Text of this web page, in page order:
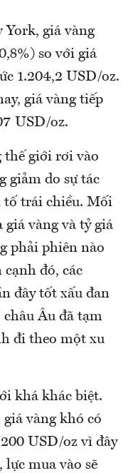
giá vàng
so với giá
1.204,2 USD/oz.
giá vàng tiếp
USD/oz.
thế giới rơi vào
giảm do sự tác
tố trái chiều. Mối
vàng và tỷ giá
phải phiên nào
cạnh đó, các
đây tốt xấu đan
châu Âu đã tạm
đi theo một xu
khá khác biệt.
vàng khó có
USD/oz vì đây
mua vào sẽ